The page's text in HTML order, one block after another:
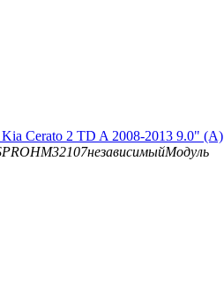
Cerato 2 TD A 2008-2013 9.0" (A)
ROHM32107независимыйМодуль